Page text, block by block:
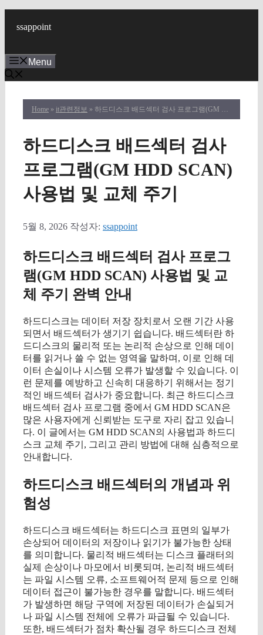
건
너
ssappoint
Menu
Home » it관련정보 » 하드디스크 배드섹터 검사 프로그램(GM HDD SCAN) 사용법 및 교체 주기
하드디스크 배드섹터 검사
프로그램(GM HDD SCAN)
사용법 및 교체 주기
5월 8, 2026 작성자: ssappoint
하드디스크 배드섹터 검사 프로그
램(GM HDD SCAN) 사용법 및 교
체 주기 완벽 안내
하드디스크는 데이터 저장 장치로서 오랜 기간 사용
되면서 배드섹터가 생기기 쉽습니다. 배드섹터란 하
드디스크의 물리적 또는 논리적 손상으로 인해 데이
터를 읽거나 쓸 수 없는 영역을 말하며, 이로 인해 데
이터 손실이나 시스템 오류가 발생할 수 있습니다. 이
런 문제를 예방하고 신속히 대응하기 위해서는 정기
적인 배드섹터 검사가 중요합니다. 최근 하드디스크
배드섹터 검사 프로그램 중에서 GM HDD SCAN은
많은 사용자에게 신뢰받는 도구로 자리 잡고 있습니
다. 이 글에서는 GM HDD SCAN의 사용법과 하드디
스크 교체 주기, 그리고 관리 방법에 대해 심층적으로
안내합니다.
하드디스크 배드섹터의 개념과 위
험성
하드디스크 배드섹터는 하드디스크 표면의 일부가
손상되어 데이터의 저장이나 읽기가 불가능한 상태
를 의미합니다. 물리적 배드섹터는 디스크 플래터의
실제 손상이나 마모에서 비롯되며, 논리적 배드섹터
는 파일 시스템 오류, 소프트웨어적 문제 등으로 인해
데이터 접근이 불가능한 경우를 말합니다. 배드섹터
가 발생하면 해당 구역에 저장된 데이터가 손실되거
나 파일 시스템 전체에 오류가 파급될 수 있습니다.
또한, 배드섹터가 점차 확산될 경우 하드디스크 전체